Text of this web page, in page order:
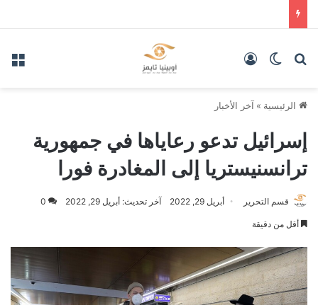
بحث عنالوضع المظلم
الرئيسية » آخر الأخبار
إسرائيل تدعو رعاياها في جمهورية
ترانسنيستريا إلى المغادرة فورا
قسم التحرير أبريل 29, 2022 آخر تحديث: أبريل 29, 2022 0
أقل من دقيقة